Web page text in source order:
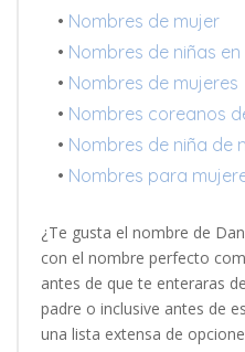
• Nombres de mujer
• Nombres de niñas en
• Nombres de mujeres
• Nombres coreanos
• Nombres de niña de
• Nombres para
¿Te gusta el nombre de
con el nombre perfecto
antes de que te enteraras
padre o inclusive antes de
una lista extensa de